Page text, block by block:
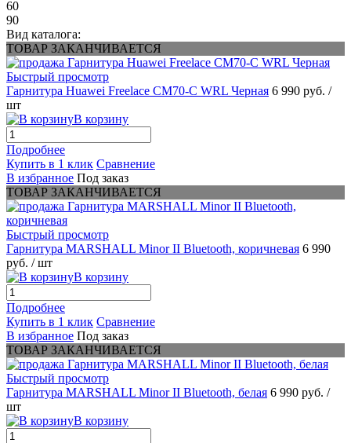
60
90
Вид каталога:
ТОВАР ЗАКАНЧИВАЕТСЯ
Быстрый просмотр
Гарнитура Huawei Freelace CM70-C WRL Черная 6 990 руб. /
шт
В корзину
Подробнее
Купить в 1 клик Сравнение
В избранное Под заказ
ТОВАР ЗАКАНЧИВАЕТСЯ
Быстрый просмотр
Гарнитура MARSHALL Minor II Bluetooth, коричневая 6 990
руб. / шт
В корзину
Подробнее
Купить в 1 клик Сравнение
В избранное Под заказ
ТОВАР ЗАКАНЧИВАЕТСЯ
Быстрый просмотр
Гарнитура MARSHALL Minor II Bluetooth, белая 6 990 руб. /
шт
В корзину